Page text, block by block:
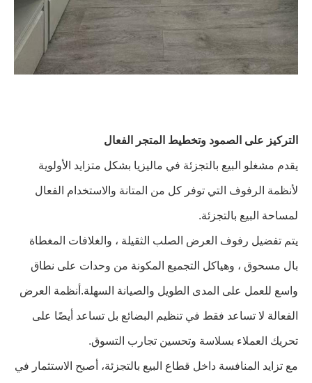
التركيز على الصمود وتخطيط المتجر الفعال
يقدم مشغلو البيع بالتجزئة في ماليزيا بشكل متزايد الأولوية
لأنظمة الرفوف التي توفر كل من المتانة والاستخدام الفعال
لمساحة البيع بالتجزئة.
يتم تفضيل رفوف العرض الصلب الثقيلة ، والغلافات المغطاة
بال مسحوق ، وهياكل التجميع المكونة من وحدات على نطاق
واسع للعمل على المدى الطويل والصيانة السهلة.أنظمة العرض
الفعالة لا تساعد فقط في تنظيم البضائع بل تساعد أيضًا على
تحريك العملاء بسلاسة وتحسين تجارب التسوق.
مع تزايد المنافسة داخل قطاع البيع بالتجزئة، أصبح الاستثمار في